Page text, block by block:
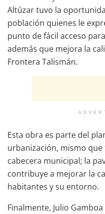
Altúzar tuvo la
población quienes le
punto de fácil acceso
además que mejora la
Frontera Talismán.
Esta obra es parte del
urbanización, mismo
cabecera municipal; la
contribuye a mejorar la
habitantes y su entorno.
Finalmente, Julio